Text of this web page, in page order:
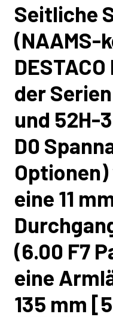
Seitliche
(NAAMS-
der
und 52H-
D0
eine 11
(6.00 F7
eine
135 mm